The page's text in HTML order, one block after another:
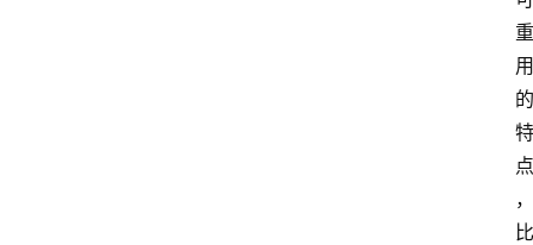
重
用
的
特
点
，
比